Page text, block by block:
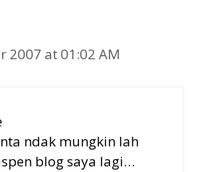
2007 at 01:02 AM
ndak mungkin lah
blog saya lagi…